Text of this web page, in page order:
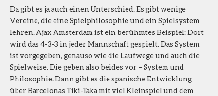
Da gibt es ja auch einen Unterschied. Es gibt wenige
Vereine, die eine Spielphilosophie und ein Spielsystem
lehren. Ajax Amsterdam ist ein berühmtes Beispiel: Dort
wird das 4-3-3 in jeder Mannschaft gespielt. Das System
ist vorgegeben, genauso wie die Laufwege und auch die
Spielweise. Die geben also beides vor – System und
Philosophie. Dann gibt es die spanische Entwicklung
über Barcelonas Tiki-Taka mit viel Kleinspiel und dem